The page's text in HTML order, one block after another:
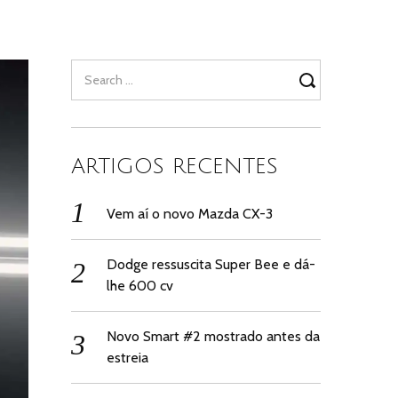
for:
ARTIGOS RECENTES
Vem aí o novo Mazda CX-3
Dodge ressuscita Super Bee e dá-
lhe 600 cv
Novo Smart #2 mostrado antes da
estreia